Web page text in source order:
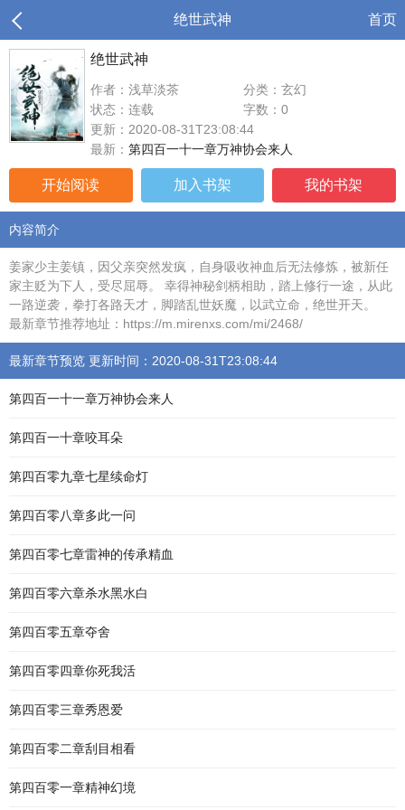
绝世武神 首页
绝世武神
作者：浅草淡茶
分类：玄幻
状态：连载
字数：0
更新：2020-08-31T23:08:44
最新： 第四百一十一章万神协会来人
开始阅读 加入书架 我的书架
内容简介
姜家少主姜镇，因父亲突然发疯，自身吸收神血后无法修炼，被新任
家主贬为下人，受尽屈辱。 幸得神秘剑柄相助，踏上修行一途，从此
一路逆袭，拳打各路天才，脚踏乱世妖魔，以武立命，绝世开天。
最新章节推荐地址：https://m.mirenxs.com/mi/2468/
最新章节预览 更新时间：2020-08-31T23:08:44
第四百一十一章万神协会来人
第四百一十章咬耳朵
第四百零九章七星续命灯
第四百零八章多此一问
第四百零七章雷神的传承精血
第四百零六章杀水黑水白
第四百零五章夺舍
第四百零四章你死我活
第四百零三章秀恩爱
第四百零二章刮目相看
第四百零一章精神幻境